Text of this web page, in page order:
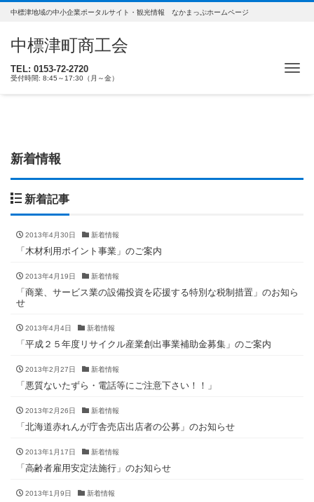
中標津地域の中小企業ポータルサイト・観光情報 なかまっぷホームページ
中標津町商工会
TEL: 0153-72-2720
受付時間: 8:45～17:30（月～金）
ナ
新着情報
新着記事
2013年4月30日 新着情報
「木材利用ポイント事業」のご案内
2013年4月19日 新着情報
「商業、サービス業の設備投資を応援する特別な税制措置」のお知ら
せ
2013年4月4日 新着情報
「平成２５年度リサイクル産業創出事業補助金募集」のご案内
2013年2月27日 新着情報
「悪質ないたずら・電話等にご注意下さい！！」
2013年2月26日 新着情報
「北海道赤れんが庁舎売店出店者の公募」のお知らせ
2013年1月17日 新着情報
「高齢者雇用安定法施行」のお知らせ
2013年1月9日 新着情報